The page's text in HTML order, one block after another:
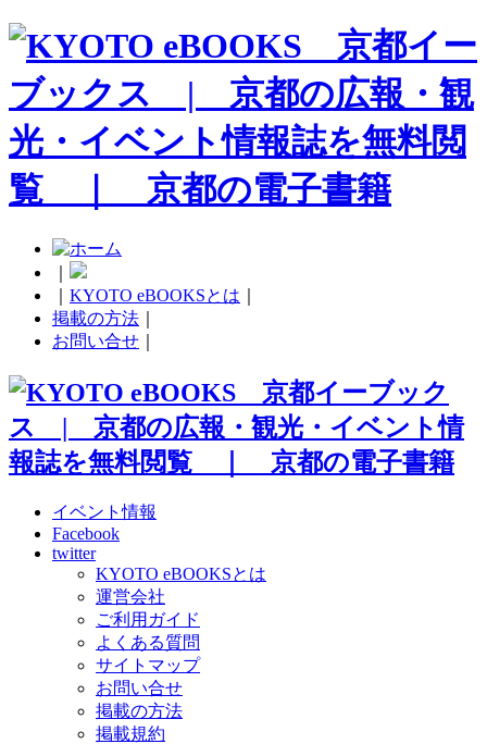
KYOTO eBOOKSとは
掲載の方法
お問い合せ
イベント情報
Facebook
twitter
KYOTO eBOOKSとは
運営会社
ご利用ガイド
よくある質問
サイトマップ
お問い合せ
掲載の方法
掲載規約